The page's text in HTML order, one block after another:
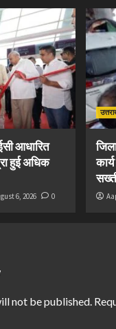
आधारित
हुई अधिक
6, 2026 0
not be published.